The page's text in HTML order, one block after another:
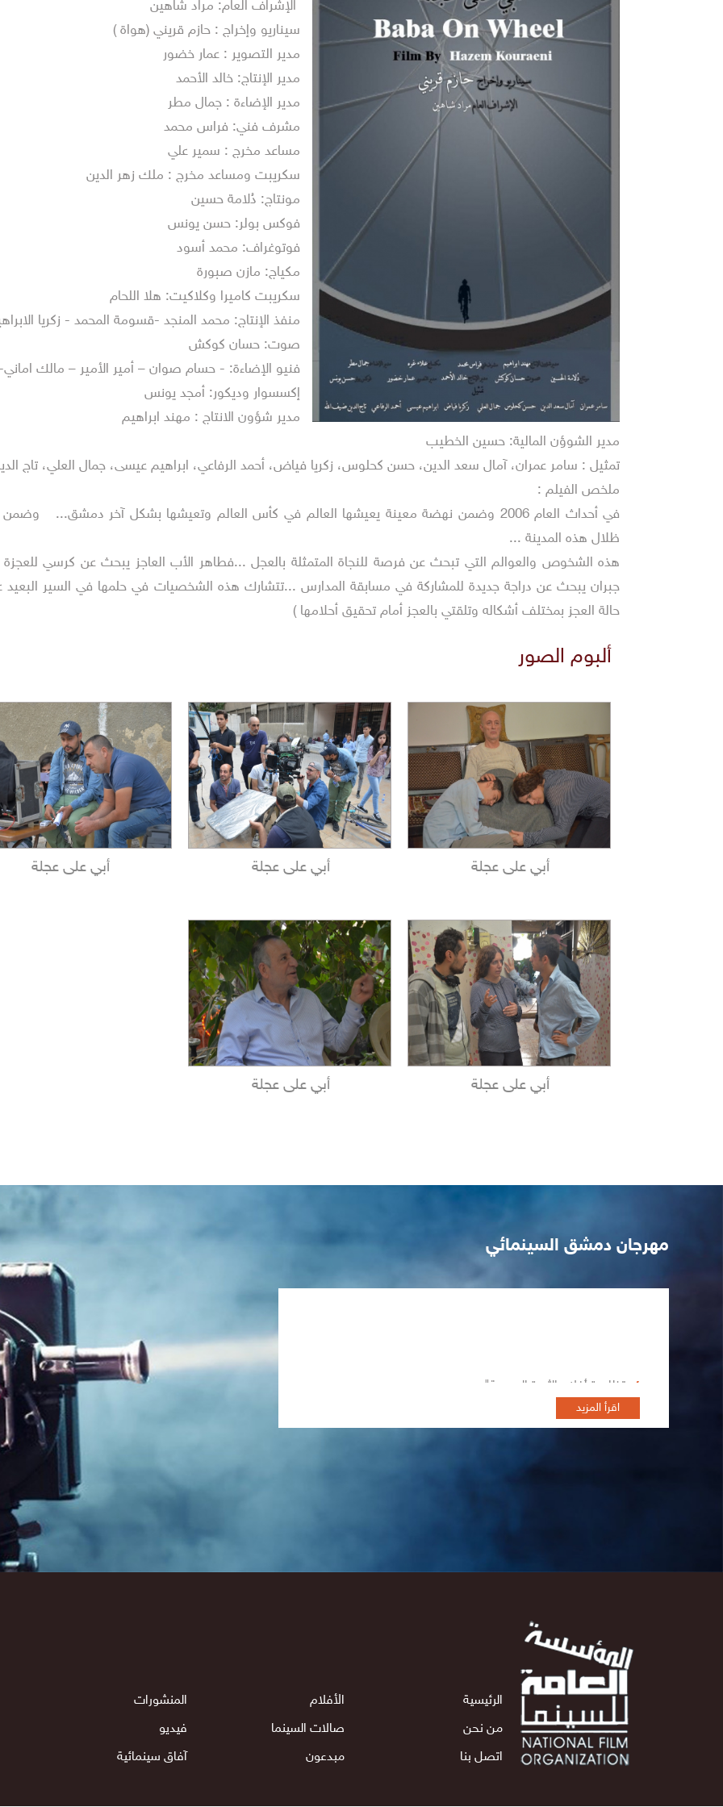
الإشراف العام: مراد شاهين
سيناريو وإخراج : حازم قريني (هواة )
مدير التصوير : عمار خضور
مدير الإنتاج: خالد الأحمد
مدير الإضاءة : جمال مطر
مشرف فني: فراس محمد
مساعد مخرج : سمير علي
سكريبت ومساعد مخرج : ملك زهر الدين
مونتاج: دُلامة حسين
فوكس بولر: حسن يونس
فوتوغراف: محمد أسود
مكياج: مازن صبورة
سكريبت كاميرا وكلاكيت: هلا اللحام
منفذ الإنتاج: محمد المنجد -قسومة المحمد - زكريا
صوت: حسان كوكش
فنيو الإضاءة: - حسام صوان – أمير الأمير – مالك
إكسسوار وديكور: أمجد يونس
مدير شؤون الانتاج : مهند ابراهيم
مدير الشوؤن المالية: حسين الخطيب
تمثيل : سامر عمران، آمال سعد الدين، حسن كحلوس، زكريا فياض، أحمد الرفاعي، ابراهيم عيسى، جمال العلي، تاج
ملخص الفيلم :
في أحداث العام 2006 وضمن نهضة معينة يعيشها العالم في كأس العالم وتعيشها بشكل آخر
ظلال هذه المدينة ...
هذه الشخوص والعوالم التي تبحث عن فرصة للنجاة المتمثلة بالعجل ...فطاهر الأب العاجز يبحث عن كرسي للعجزة
جبران يبحث عن دراجة جديدة للمشاركة في مسابقة المدارس ...تتشارك هذه الشخصيات في حلمها في السير البعيد
حالة العجز بمختلف أشكاله وتلقتي بالعجز أمام تحقيق أحلامها )
ألبوم الصور
أبي على عجلة أبي على عجلة أبي على عجلة
أبي على عجلة أبي على عجلة
مهرجان دمشق السينمائي
اقرأ المزيد
الرئيسية الأفلام
المنشورات
من نحن
صالات السينما
فيديو
اتصل بنا
مبدعون آفاق سينمائية